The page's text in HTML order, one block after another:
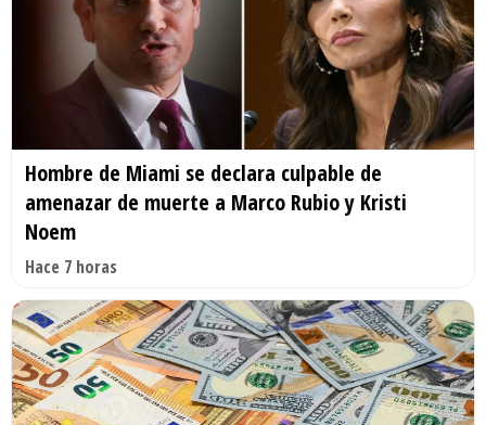
Hombre de Miami se declara culpable de
amenazar de muerte a Marco Rubio y Kristi
Noem
Hace 7 horas